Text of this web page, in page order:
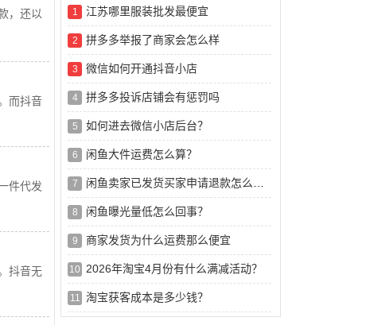
，还以
而抖音
件代发
抖音无
1 江苏哪里服装批发最便宜
2 拼多多举报了商家会怎么样
3 微信如何开通抖音小店
4 拼多多投诉店铺会有惩罚吗
5 如何进去微信小店后台？
6 闲鱼大件运费怎么算？
7 闲鱼卖家已发货买家申请退款怎么办？
8 闲鱼曝光量低怎么回事？
9 商家发货为什么运费那么便宜
10 2026年淘宝4月份有什么满减活动？
11 淘宝获客成本是多少钱？